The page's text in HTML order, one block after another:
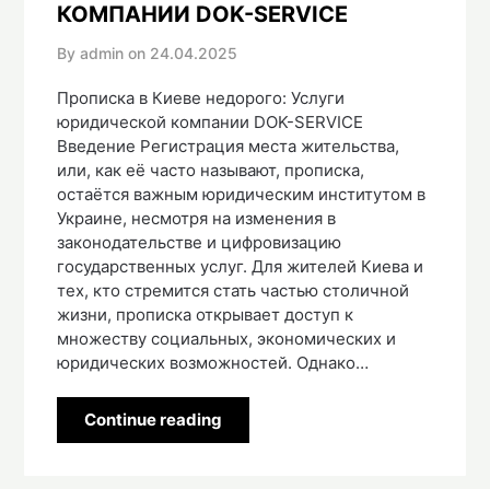
КОМПАНИИ DOK-SERVICE
By admin on 24.04.2025
Прописка в Киеве недорого: Услуги
юридической компании DOK-SERVICE
Введение Регистрация места жительства,
или, как её часто называют, прописка,
остаётся важным юридическим институтом в
Украине, несмотря на изменения в
законодательстве и цифровизацию
государственных услуг. Для жителей Киева и
тех, кто стремится стать частью столичной
жизни, прописка открывает доступ к
множеству социальных, экономических и
юридических возможностей. Однако…
Continue reading